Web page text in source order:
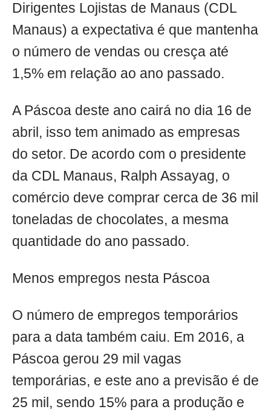
Dirigentes Lojistas de Manaus (CDL
Manaus) a expectativa é que mantenha
o número de vendas ou cresça até
1,5% em relação ao ano passado.
A Páscoa deste ano cairá no dia 16 de
abril, isso tem animado as empresas
do setor. De acordo com o presidente
da CDL Manaus, Ralph Assayag, o
comércio deve comprar cerca de 36 mil
toneladas de chocolates, a mesma
quantidade do ano passado.
Menos empregos nesta Páscoa
O número de empregos temporários
para a data também caiu. Em 2016, a
Páscoa gerou 29 mil vagas
temporárias, e este ano a previsão é de
25 mil, sendo 15% para a produção e